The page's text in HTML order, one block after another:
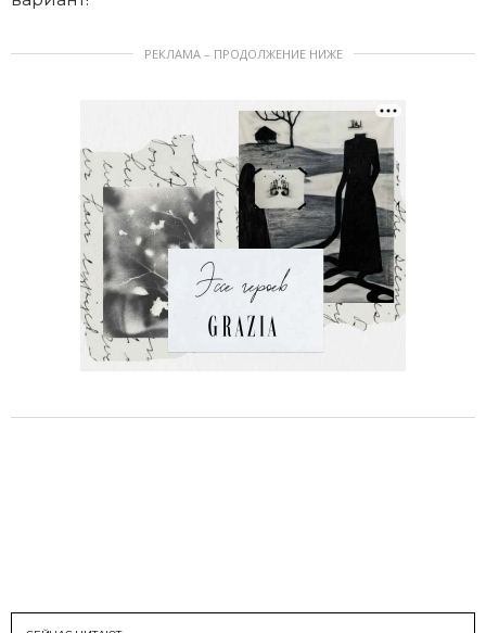
РЕКЛАМА – ПРОДОЛЖЕНИЕ НИЖЕ